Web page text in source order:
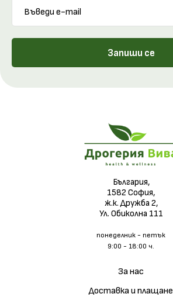
Запиши се
България,
1582 София,
ж.к. Дружба 2,
Ул. Обиколна 111
понеделник - петък
9:00 - 18:00 ч.
За нас
Доставка и плащане